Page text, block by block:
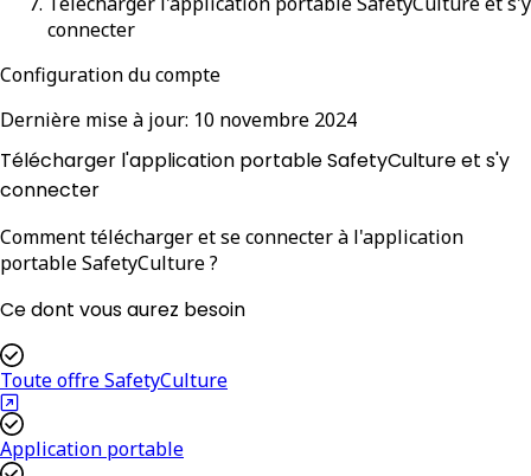
connecter
Configuration du compte
Dernière mise à jour: 10 novembre 2024
Télécharger l'application portable SafetyCulture et s'y
connecter
Comment télécharger et se connecter à l'application
portable SafetyCulture ?
Ce dont vous aurez besoin
Toute offre SafetyCulture
Application portable